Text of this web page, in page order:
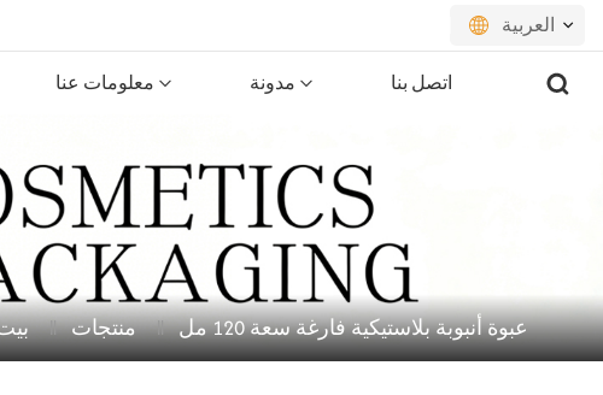
العربية
русский
español
português
معلومات عنا مدونة اتصل بنا
منتجات عبوة أنبوبة بلاستيكية فارغة سعة 120 مل